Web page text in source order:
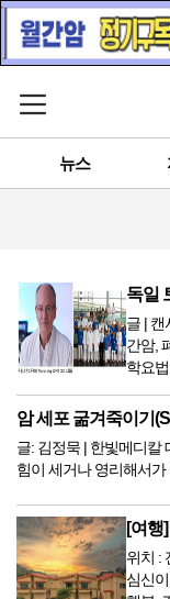
메뉴 열기
뉴스
독일
글 | 캔서솔루션
간암,
학요
암 세포 굶겨죽이기
글: 김정묵 | 한빛메디칼 대표 어떤 환경 안에서 살아남을 수 있
[여행
위치 : 전
심신